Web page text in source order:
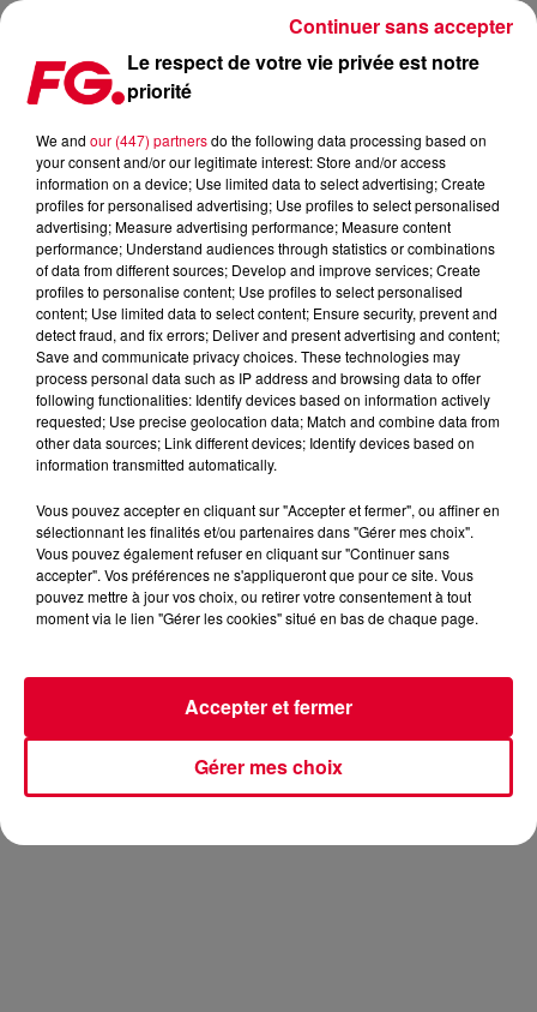
LE NOUVEAU MARTIN SOLVEIG !
Publié : 20 mai 2016 à 7h57 par La rédaction
Le DJ français est de retour juste avant l’été avec le titre
tient là encore un tube du même acabit.
Pour ce nouveau morceau, il collabore avec la chanteuse
Le respect de votre vie privée est notre
priorité
We and our (447) partnersdo the following data processing based on
your consent and/or our legitimate interest: Store and/or access
information on a device; Use limited data to select advertising; Create
profiles for personalised advertising; Use profiles to select personalised
advertising; Measure advertising performance; Measure content
performance; Understand audiences through statistics or combinations
of data from different sources; Develop and improve services; Create
profiles to personalise content; Use profiles to select personalised
content; Use limited data to select content; Ensure security, prevent and
detect fraud, and fix errors; Deliver and present advertising and content;
Save and communicate privacy choices. These technologies may
process personal data such as IP address and browsing data to offer
following functionalities: Identify devices based on information actively
requested; Use precise geolocation data; Match and combine data from
other data sources; Link different devices; Identify devices based on
information transmitted automatically.
Vous pouvez accepter en cliquant sur "Accepter et fermer", ou affiner en
sélectionnant les finalités et/ou partenaires dans "Gérer mes choix".
Vous pouvez également refuser en cliquant sur "Continuer sans
accepter". Vos préférences ne s'appliqueront que pour ce site. Vous
pouvez mettre à jour vos choix, ou retirer votre consentement à tout
moment via le lien "Gérer les cookies" situé en bas de chaque page.
Gérer mes choix
Accepter et fermer
Continuer sans accepter